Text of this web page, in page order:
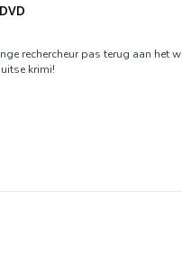
rechercheur pas terug aan
krimi!